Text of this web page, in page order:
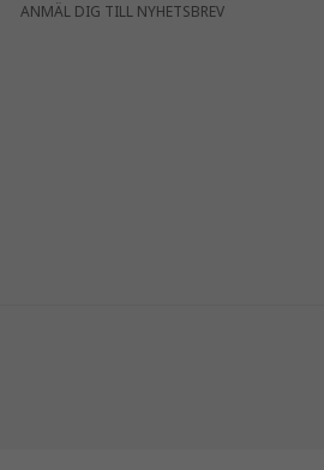
ANMÄL DIG TILL NYHETSBREV